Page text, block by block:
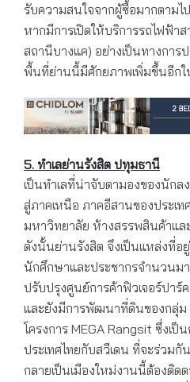
รับความสนใจจากผู้ซื้อมากตามไ
หากมีการเปิดให้บริการรถไฟฟ้า
สถานีบางแค) อย่างเป็นทางกา
พื้นที่ย่านนี้มีศักยภาพเพิ่มขึ้นอีกใ
5. ทำเลย่านรังสิต ปทุมธานี
เป็นทำเลที่น่าจับตามองของนักล
สู่ภาคเหนือ ภาคอีสานของประเท
มหาวิทยาลัย ห้างสรรพสินค้าแ
ดังนั้นย่านรังสิต จึงเป็นแหล่งที่อ
นักศึกษาและประชากรจำนวนม
ปรับปรุงศูนย์การค้าฟิวเจอร์ปาร์
และยังมีการพัฒนาที่ดินของกลุ่ม
โครงการ MEGA Rangsit ซึ่งเป็
ประเทศไทยกับสวีเดน ที่จะร่วม
กลายเป็นเมืองใหม่งานนี้ต้องติด